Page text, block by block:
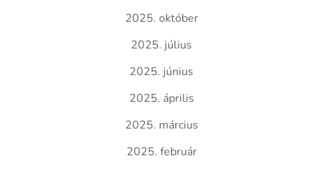
2025. október
2025. július
2025. június
2025. április
2025. március
2025. február